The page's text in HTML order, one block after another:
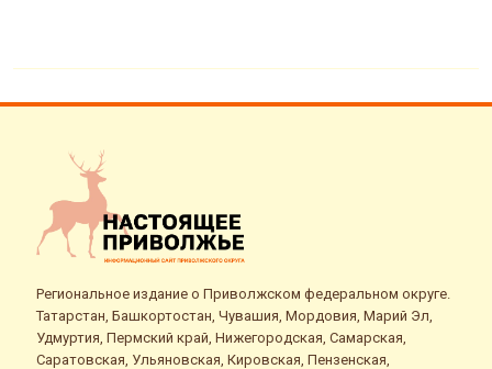
Региональное издание о Приволжском федеральном округе.
Татарстан, Башкортостан, Чувашия, Мордовия, Марий Эл,
Удмуртия, Пермский край, Нижегородская, Самарская,
Саратовская, Ульяновская, Кировская, Пензенская,